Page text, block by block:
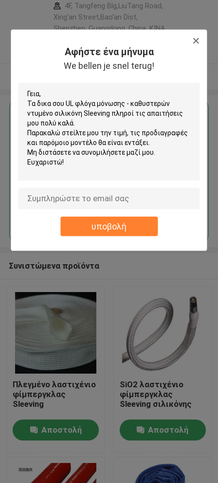
Αφήστε ένα μήνυμα
We bellen je snel terug!
υποβολή
Σπίτι
Περίπου εμείς
4F, Tangfeng Blg,LiuTang Road,
Xing'an Street,Bao'an Dist,
Shenzhen, Guangdong, China ,ΚΙΝΑ
Ελεγχμένος προμηθευτής
Αποκτήστε την καλύτερη τιμή για
UL φλόγα μόνωσης -
καθυστερών ντυμένο σιλικόνη
Να συνεχίσει
Συνιστώμενα προϊόντα
Πλεγμένο λαστιχένιο
φίμπεργκλας
Sleeving
Αποστολή
SiO2 λαστιχένιο
φίμπεργκλας
Sleeving σιλικόνης
Αποστολή